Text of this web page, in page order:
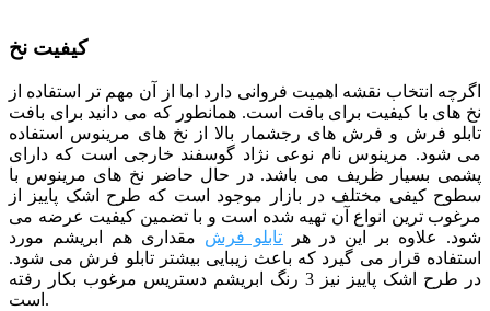
کیفیت نخ
اگرچه انتخاب نقشه اهمیت فروانی دارد اما از آن مهم تر استفاده از
نخ های با کیفیت برای بافت است. همانطور که می دانید برای بافت
تابلو فرش و فرش های رجشمار بالا از نخ های مرینوس استفاده
می شود. مرینوس نام نوعی نژاد گوسفند خارجی است که دارای
پشمی بسیار ظریف می باشد. در حال حاضر نخ های مرینوس با
سطوح کیفی مختلف در بازار موجود است که طرح اشک پاییز از
مرغوب ترین انواع آن تهیه شده است و با تضمین کیفیت عرضه می
شود. علاوه بر این در هر تابلو فرش مقداری هم ابریشم مورد
استفاده قرار می گیرد که باعث زیبایی بیشتر تابلو فرش می شود.
در طرح اشک پاییز نیز 3 رنگ ابریشم دستریس مرغوب بکار رفته
است.